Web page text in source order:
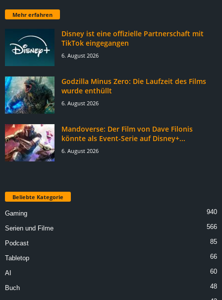
Mehr erfahren
Disney ist eine offizielle Partnerschaft mit
TikTok eingegangen
6. August 2026
Godzilla Minus Zero: Die Laufzeit des Films
wurde enthüllt
6. August 2026
Mandoverse: Der Film von Dave Filonis
könnte als Event-Serie auf Disney+...
6. August 2026
Beliebte Kategorie
Gaming 940
Serien und Filme 566
Podcast 85
Tabletop 66
AI 60
Buch 48